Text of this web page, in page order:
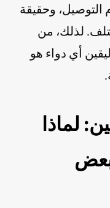
التوصيل، وحقيقة
لذلك، من
أي دواء هو
لماذا